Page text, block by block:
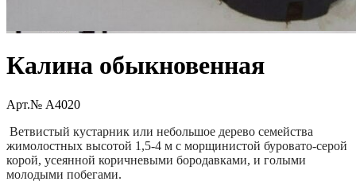
Калина обыкновенная
Арт.№ A4020
Ветвистый кустарник или небольшое дерево семейства
жимолостных высотой 1,5-4 м с морщинистой буровато-серой
корой, усеянной коричневыми бородавками, и голыми
молодыми побегами.